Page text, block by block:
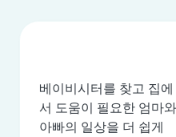
베이비시터를 찾고 집에
서 도움이 필요한 엄마와
아빠의 일상을 더 쉽게